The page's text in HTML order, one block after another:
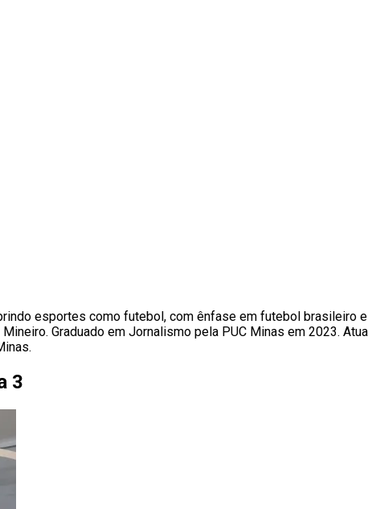
esportes como futebol, com ênfase em futebol brasileiro
Graduado em Jornalismo pela PUC Minas em 2023.
3